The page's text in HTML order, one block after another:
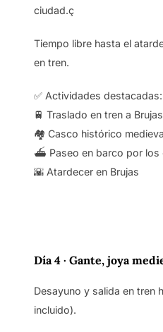
ciudad.ç
Tiempo libre hasta el
en tren.
✅ Actividades destacadas:
🚆 Traslado en tren a Brujas
🏘️ Casco histórico
⛴️ Paseo en barco por los
🌇 Atardecer en Brujas
Día 4 · Gante, joya
Desayuno y salida en tren
incluido).